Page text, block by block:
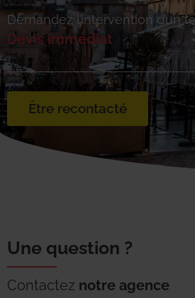
Demandez l’intervention d’un
Devis immédiat
Être recontacté
Une question ?
Contactez notre agence